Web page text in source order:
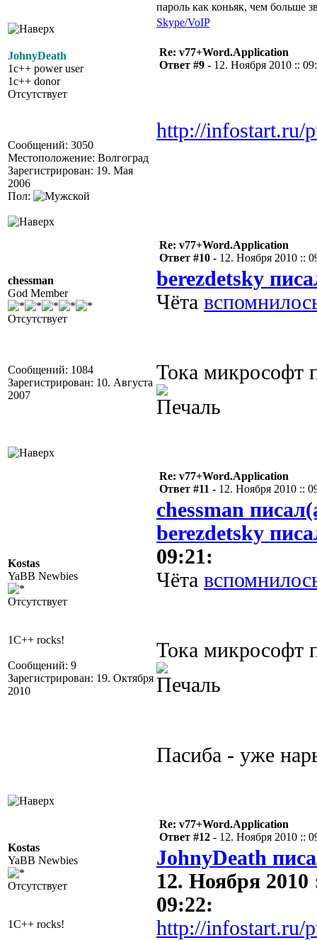
пароль как коньяк, чем больше
Skype/VoIP
JohnyDeath
1c++ power user
1c++ donor
Отсутствует
Сообщений: 3050
Местоположение: Волгоград
Зарегистрирован: 19. Мая
2006
Пол:
Re: v77+Word.Application
Ответ #9 - 12. Ноября 2010 ::
http://infostart.ru/
chessman
God Member
Отсутствует
Сообщений: 1084
Зарегистрирован: 10. Августа
2007
Re: v77+Word.Application
Ответ #10 - 12. Ноября 2010 ::
berezdetsky
Чёта
Тока микрософт
Kostas
YaBB Newbies
Отсутствует
1C++ rocks!
Сообщений: 9
Зарегистрирован: 19. Октября
2010
Re: v77+Word.Application
Ответ #11 - 12. Ноября 2010 ::
chessman
berezdetsky
09:21:
Чёта
Тока микрософт
Пасиба - уже
Kostas
YaBB Newbies
Отсутствует
1C++ rocks!
Re: v77+Word.Application
Ответ #12 - 12. Ноября 2010 ::
JohnyDeath
12. Ноября 2010
09:22:
http://infostart.ru/